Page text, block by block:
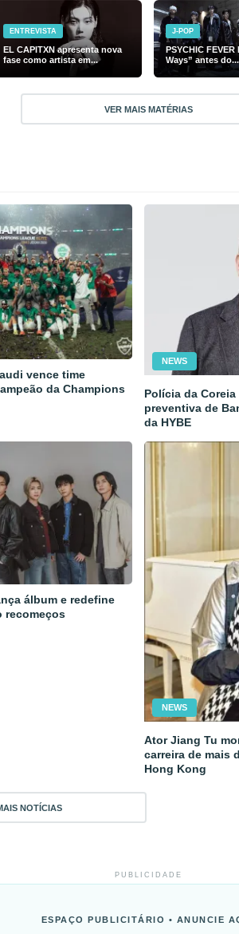
ENTREVISTA
EL CAPITXN apresenta nova
fase como artista em...
J-POP
PSYCHIC
Ways” antes do...
VER MAIS MATÉRIAS
vence time
da Champions
NEWS
Polícia da
preventiva de
da HYBE
álbum e redefine
recomeços
NEWS
Ator Jiang Tu
carreira de mais
Hong Kong
NOTÍCIAS
PUBLICIDADE
ESPAÇO PUBLICITÁRIO • ANUNCIE